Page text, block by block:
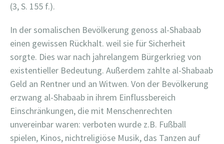
(3, S. 155 f.).
In der somalischen Bevölkerung genoss al-Shabaab
einen gewissen Rückhalt. weil sie für Sicherheit
sorgte. Dies war nach jahrelangem Bürgerkrieg von
existentieller Bedeutung. Außerdem zahlte al-Shabaab
Geld an Rentner und an Witwen. Von der Bevölkerung
erzwang al-Shabaab in ihrem Einflussbereich
Einschränkungen, die mit Menschenrechten
unvereinbar waren: verboten wurde z.B. Fußball
spielen, Kinos, nichtreligiöse Musik, das Tanzen auf